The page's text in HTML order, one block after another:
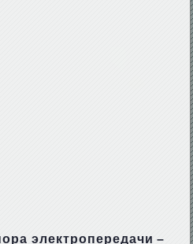
электропередачи –